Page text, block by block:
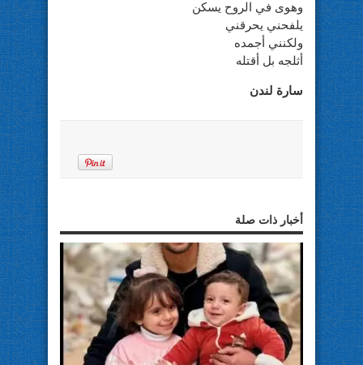
وهوى في الروح يسكن
يلفحني يحرقني
ولكنني أجمده
أثلجه بل أقتله
سارة لندن
أخبار ذات صلة